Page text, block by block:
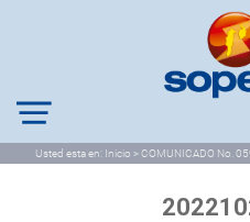
Usted esta en: Inicio > COMUNICADO No.